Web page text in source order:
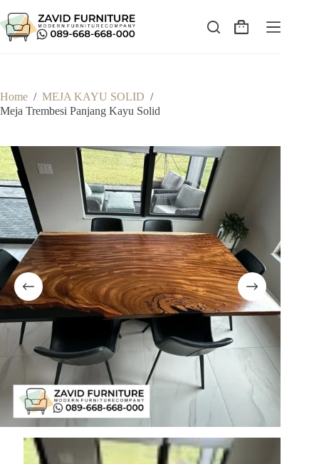
to
content
Shopping
Home / MEJA KAYU SOLID /
Meja Trembesi Panjang Kayu Solid